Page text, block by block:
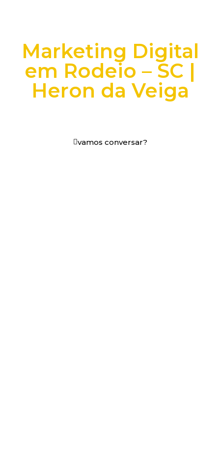
Marketing Digital
em Rodeio – SC |
Heron da Veiga
vamos conversar?